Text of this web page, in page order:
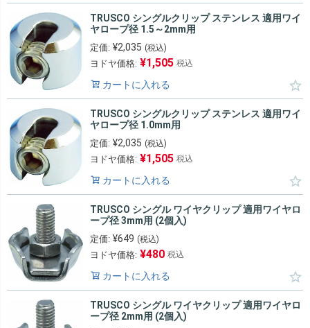
TRUSCO シングルクリップ ステンレス 適用ワイ
ヤロープ径 1.5～2mm用
定価: ¥2,035 (税込)
ヨドヤ価格: ¥1,505 税込
カートに入れる
TRUSCO シングルクリップ ステンレス 適用ワイ
ヤロープ径 1.0mm用
定価: ¥2,035 (税込)
ヨドヤ価格: ¥1,505 税込
カートに入れる
TRUSCO シングル ワイヤクリップ 適用ワイヤロ
ープ径 3mm用 (2個入)
定価: ¥649 (税込)
ヨドヤ価格: ¥480 税込
カートに入れる
TRUSCO シングル ワイヤクリップ 適用ワイヤロ
ープ径 2mm用 (2個入)